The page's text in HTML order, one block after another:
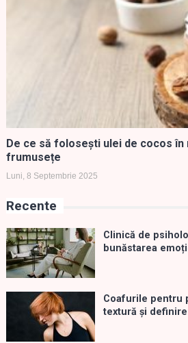
De ce să folosești ulei de cocos în
frumusețe
Luni, 8 Septembrie 2025
Recente
Clinică de
bunăstarea
Coafurile pentru
textură și definire